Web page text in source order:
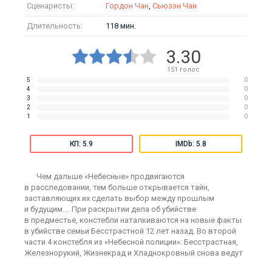
Сценаристы: Гордон Чан, Сьюзэн Чан
Длительность: 118 мин.
3.30
151 голос
5
0
4
0
3
0
2
0
1
0
КП: 5.9 IMDb: 5.8
Чем дальше «Небесные» продвигаются
в расследовании, тем больше открывается тайн,
заставляющих их сделать выбор между прошлым
и будущим…. При раскрытии дела об убийстве
в предместье, констебли наталкиваются на новые факты
в убийстве семьи Бесстрастной 12 лет назад. Во второй
части 4 констебля из «Небесной полиции»: Бесстрастная,
Железнорукий, Жизнекрад и Хладнокровный снова ведут